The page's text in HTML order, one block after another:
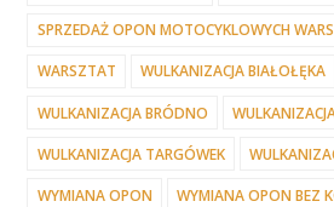
SPRZEDAŻ OPON MOTOCYKLOWYCH
WARSZTAT WULKANIZACJA BIAŁOŁĘKA
WULKANIZACJA BRÓDNO
WULKANIZACJA TARGÓWEK
WYMIANA OPON WYMIANA OPON BEZ